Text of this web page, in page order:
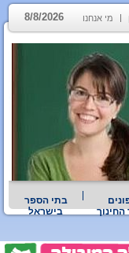
מי אנחנו 8/8/2026
בתי הספר
בישראל